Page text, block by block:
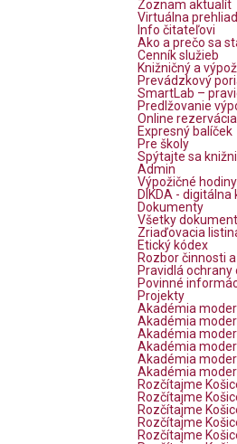
Zoznam aktualít
Virtuálna
Info čitateľovi
Ako a prečo sa
Cenník služieb
Knižničný a
Prevádzkový
SmartLab –
Predlžovanie
Online
Expresný balíček
Pre školy
Spýtajte sa
Admin
Výpožičné hodiny
DIKDA - digitálna
Dokumenty
Všetky
Zriaďovacia
Etický kódex
Rozbor činnosti
Pravidlá
Povinné
Projekty
Akadémia
Akadémia
Akadémia
Akadémia
Akadémia
Akadémia
Rozčítajme
Rozčítajme
Rozčítajme
Rozčítajme
Rozčítajme